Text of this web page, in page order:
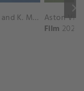
keyboard_arrow_right
A. Krunic and A. Danilina vs. P. Hon and K. Muchova Match Highlights - BEIJING_Capital Group Diamond ( October 02, 2025)
Film 2026